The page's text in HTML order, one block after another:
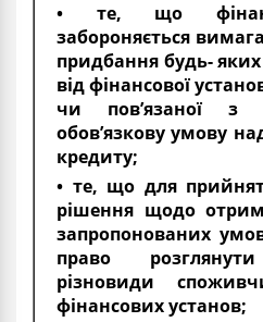
• те, що
забороняється
придбання будь-
від фінансової
чи пов’язаної
обов’язкову умову
кредиту;
• те, що для
рішення щодо
запропонованих
право
різновиди
фінансових установ;